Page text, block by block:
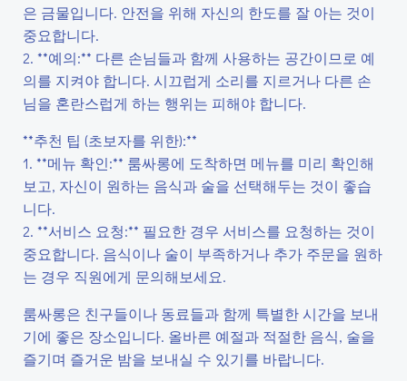
은 금물입니다. 안전을 위해 자신의 한도를 잘 아는 것이
중요합니다.
2. **예의:** 다른 손님들과 함께 사용하는 공간이므로 예
의를 지켜야 합니다. 시끄럽게 소리를 지르거나 다른 손
님을 혼란스럽게 하는 행위는 피해야 합니다.
**추천 팁 (초보자를 위한):**
1. **메뉴 확인:** 룸싸롱에 도착하면 메뉴를 미리 확인해
보고, 자신이 원하는 음식과 술을 선택해두는 것이 좋습
니다.
2. **서비스 요청:** 필요한 경우 서비스를 요청하는 것이
중요합니다. 음식이나 술이 부족하거나 추가 주문을 원하
는 경우 직원에게 문의해보세요.
룸싸롱은 친구들이나 동료들과 함께 특별한 시간을 보내
기에 좋은 장소입니다. 올바른 예절과 적절한 음식, 술을
즐기며 즐거운 밤을 보내실 수 있기를 바랍니다.